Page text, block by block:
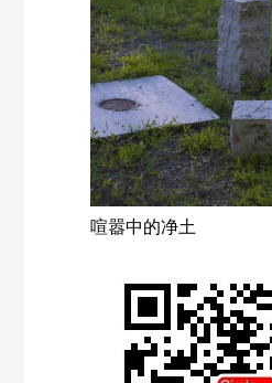
喧嚣中的净土